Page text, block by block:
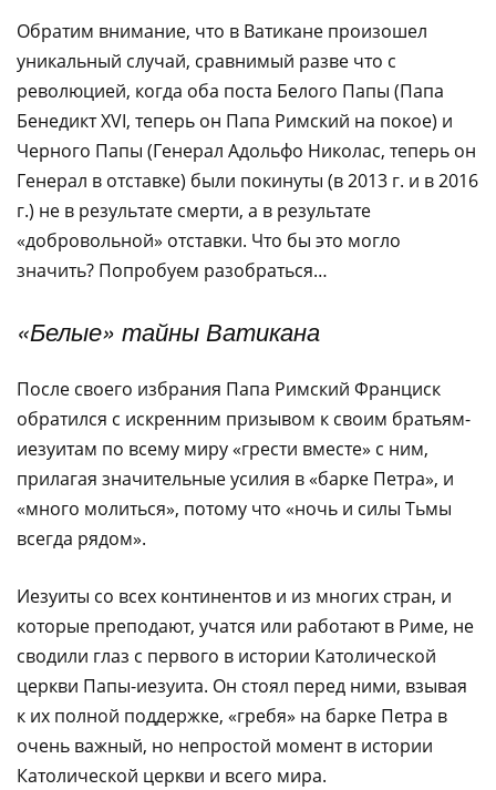
Обратим внимание, что в Ватикане произошел
уникальный случай, сравнимый разве что с
революцией, когда оба поста Белого Папы (Папа
Бенедикт XVI, теперь он Папа Римский на покое) и
Черного Папы (Генерал Адольфо Николас, теперь он
Генерал в отставке) были покинуты (в 2013 г. и в 2016
г.) не в результате смерти, а в результате
«добровольной» отставки. Что бы это могло
значить? Попробуем разобраться…
«Белые» тайны Ватикана
После своего избрания Папа Римский Франциск
обратился с искренним призывом к своим братьям-
иезуитам по всему миру «грести вместе» с ним,
прилагая значительные усилия в «барке Петра», и
«много молиться», потому что «ночь и силы Тьмы
всегда рядом».
Иезуиты со всех континентов и из многих стран, и
которые преподают, учатся или работают в Риме, не
сводили глаз с первого в истории Католической
церкви Папы-иезуита. Он стоял перед ними, взывая
к их полной поддержке, «гребя» на барке Петра в
очень важный, но непростой момент в истории
Католической церкви и всего мира.